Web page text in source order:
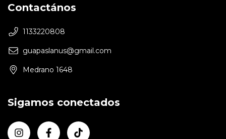
Contactános
1133220808
guapaslanus@gmail.com
Medrano 1648
Sigamos conectados